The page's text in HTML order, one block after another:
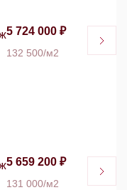
5 724 000 ₽
132 500/м2
5 659 200 ₽
131 000/м2